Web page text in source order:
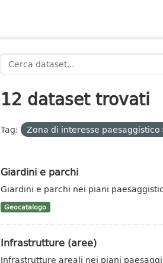
12 dataset trovati
Tag: Zona di interesse paesaggistico
Giardini e parchi
Giardini e parchi nei piani
Geocatalogo
Infrastrutture (aree)
Infrastrutture areali nei piani